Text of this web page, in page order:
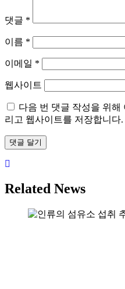
댓글 *
이름 *
이메일 *
웹사이트
다음 번 댓글 작성을 위해
리고 웹사이트를 저장합니다.
Related News